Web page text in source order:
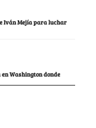
Iván Mejía para luchar
en Washington donde